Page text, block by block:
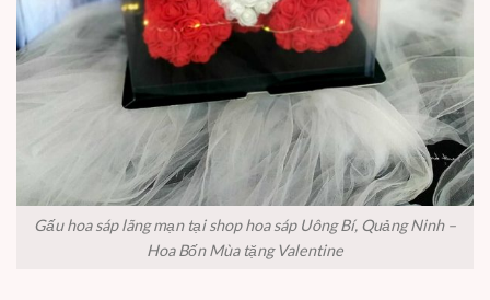
Gấu hoa sáp lãng mạn tại shop hoa sáp Uông Bí, Quảng Ninh –
Hoa Bốn Mùa tặng Valentine